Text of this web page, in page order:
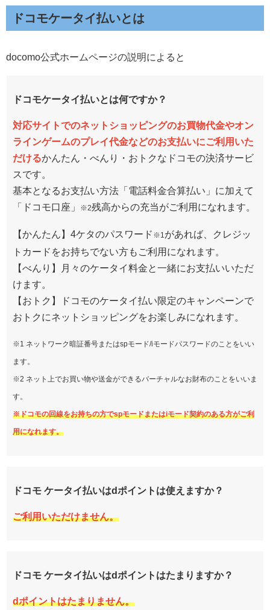
ドコモケータイ払いとは
docomo公式ホームページの説明によると
ドコモケータイ払いとは何ですか？
対応サイトでのネットショッピングのお買物代金やオン
ラインゲームのプレイ代金などのお支払いにご利用いた
だけるかんたん・べんり・おトクなドコモの決済サービ
スです。
基本となるお支払い方法「電話料金合算払い」に加えて
「ドコモ口座」
※2残高からの充当がご利用になれます。
【かんたん】4ケタのパスワード ※1 があれば、クレジッ
トカードをお持ちでない方もご利用になれます。
【べんり】月々のケータイ料金と一緒にお支払いいただ
けます。
【おトク】ドコモのケータイ払い限定のキャンペーンで
おトクにネットショッピングをお楽しみになれます。
※1 ネットワーク暗証番号またはspモード/iモードパスワードのことをいい
ます。
※2 ネット上でお買い物や送金ができるバーチャルなお財布のことをいいま
す。
※ドコモの回線をお持ちの方でspモードまたはiモード契約のある方がご利
用になれます。
ドコモ ケータイ払いはdポイントは使えますか？
ご利用いただけません。
ドコモ ケータイ払いはdポイントはたまりますか？
dポイントはたまりません。